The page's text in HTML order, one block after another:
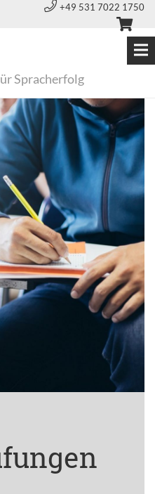
+49 531 7022 1750
Spracherfolg